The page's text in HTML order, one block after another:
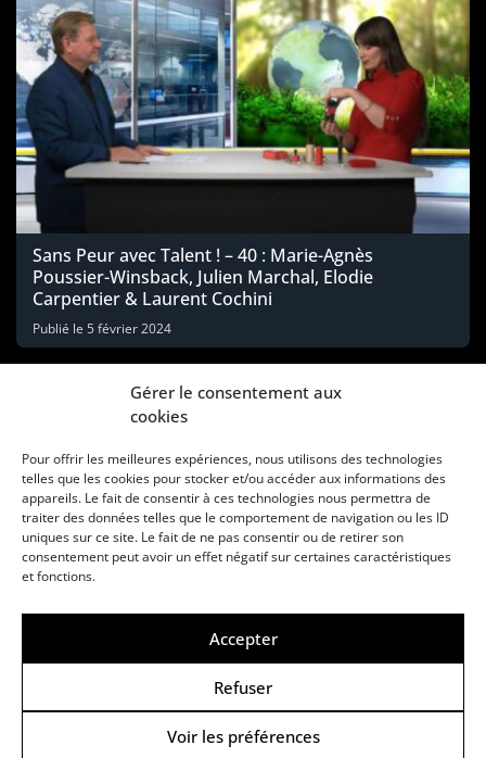
Gérer le consentement aux
cookies
Pour offrir les meilleures expériences, nous utilisons des technologies
telles que les cookies pour stocker et/ou accéder aux informations des
appareils. Le fait de consentir à ces technologies nous permettra de
traiter des données telles que le comportement de navigation ou les ID
uniques sur ce site. Le fait de ne pas consentir ou de retirer son
consentement peut avoir un effet négatif sur certaines caractéristiques
et fonctions.
Accepter
Refuser
Voir les préférences
Sans Peur avec Talent ! – 40 : Marie-Agnès
Poussier-Winsback, Julien Marchal, Elodie
Carpentier & Laurent Cochini
Publié le 5 février 2024
Une marque d’Agora Médias, éditeur de presse
© Copyright ANews WorkWell 2026
Politique de Confidentialité-Politique de cookies